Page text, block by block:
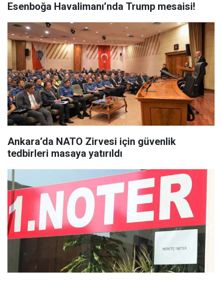
Esenboğa Havalimanı’nda Trump mesaisi!
Ankara’da NATO Zirvesi için güvenlik
tedbirleri masaya yatırıldı